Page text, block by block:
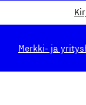
Merkki- ja